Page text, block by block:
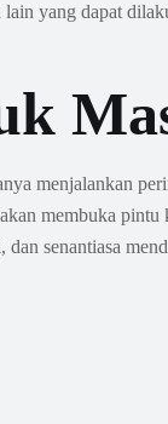
yang dapat
menjalankan
membuka
senantiasa